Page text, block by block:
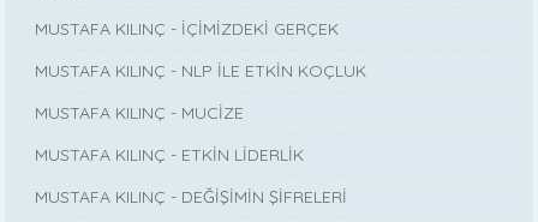
MUSTAFA KILINÇ - İÇİMİZDEKİ GERÇEK
MUSTAFA KILINÇ - NLP İLE ETKİN KOÇLUK
MUSTAFA KILINÇ - MUCİZE
MUSTAFA KILINÇ - ETKİN LİDERLİK
MUSTAFA KILINÇ - DEĞİŞİMİN ŞİFRELERİ